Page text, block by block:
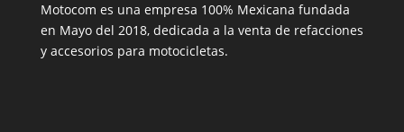
Motocom es una empresa 100% Mexicana fundada
en Mayo del 2018, dedicada a la venta de refacciones
y accesorios para motocicletas.